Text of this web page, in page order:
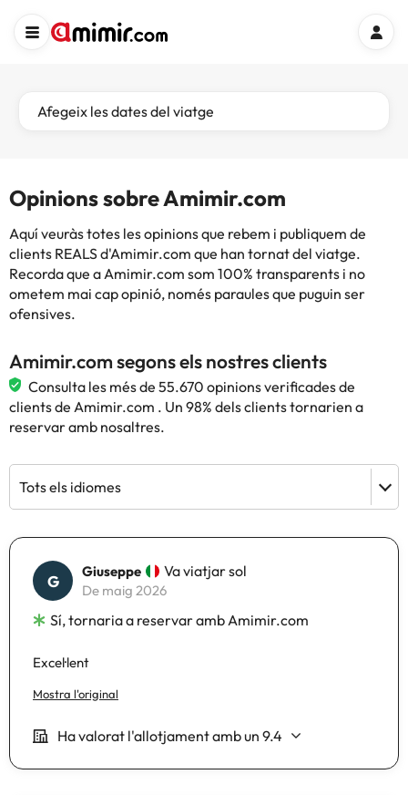
Afegeix les dates del viatge
Opinions sobre Amimir.com
Aquí veuràs totes les opinions que rebem i publiquem de
clients REALS d'Amimir.com que han tornat del viatge.
Recorda que a Amimir.com som 100% transparents i no
ometem mai cap opinió, només paraules que puguin ser
ofensives.
Amimir.com segons els nostres clients
Consulta les més de 55.670 opinions verificades de
clients de Amimir.com . Un 98% dels clients tornarien a
reservar amb nosaltres.